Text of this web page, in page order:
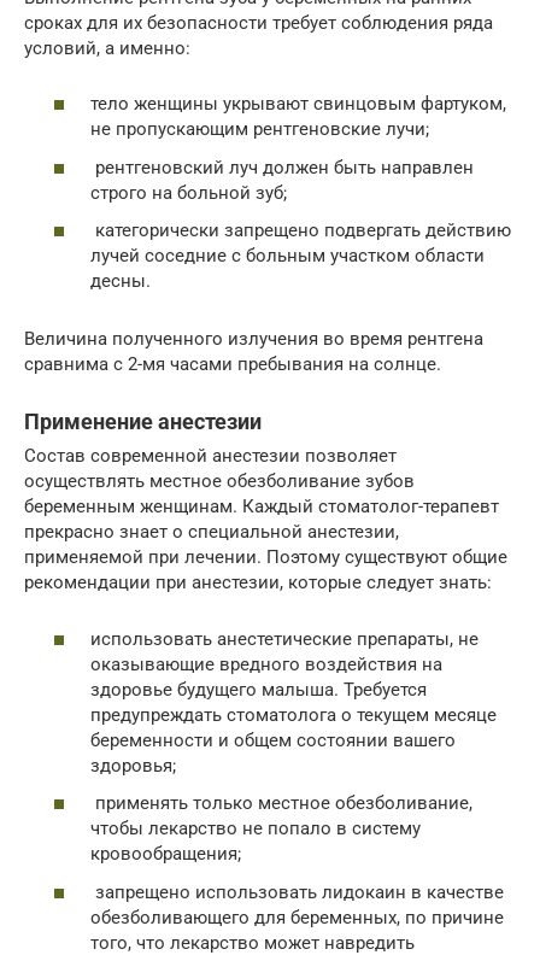
сроках для их безопасности требует соблюдения ряда
условий, а именно:
тело женщины укрывают свинцовым фартуком,
не пропускающим рентгеновские лучи;
рентгеновский луч должен быть направлен
строго на больной зуб;
категорически запрещено подвергать действию
лучей соседние с больным участком области
десны.
Величина полученного излучения во время рентгена
сравнима с 2-мя часами пребывания на солнце.
Применение анестезии
Состав современной анестезии позволяет
осуществлять местное обезболивание зубов
беременным женщинам. Каждый стоматолог-терапевт
прекрасно знает о специальной анестезии,
применяемой при лечении. Поэтому существуют общие
рекомендации при анестезии, которые следует знать:
использовать анестетические препараты, не
оказывающие вредного воздействия на
здоровье будущего малыша. Требуется
предупреждать стоматолога о текущем месяце
беременности и общем состоянии вашего
здоровья;
применять только местное обезболивание,
чтобы лекарство не попало в систему
кровообращения;
запрещено использовать лидокаин в качестве
обезболивающего для беременных, по причине
того, что лекарство может навредить